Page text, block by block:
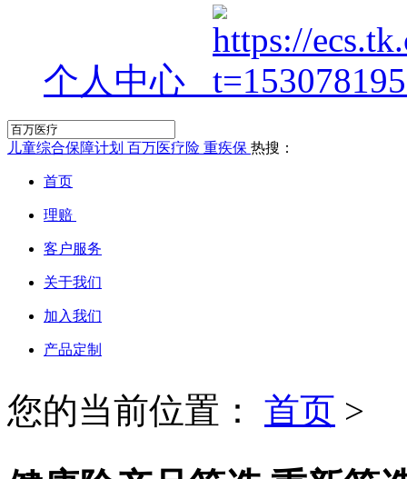
个人中心
儿童综合保障计划 百万医疗险 重疾保 热搜：
首页
理赔
客户服务
关于我们
加入我们
产品定制
您的当前位置： 首页 >